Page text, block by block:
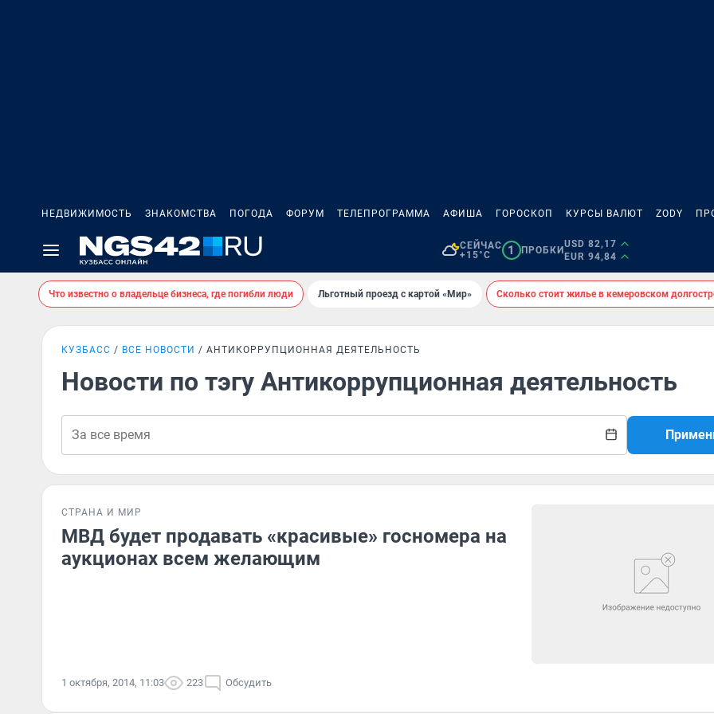
НЕДВИЖИМОСТЬ ЗНАКОМСТВА ПОГОДА ФОРУМ ТЕЛЕПРОГРАММА АФИША ГОРОСКОП КУРСЫ ВАЛЮТ ZODY
СЕЙЧАС
+15°C
1 ПРОБКИ
USD 82,17
EUR 94,84
Что известно о владельце бизнеса, где погибли люди Льготный проезд с картой «Мир» Сколько стоит жилье в кемеровском
КУЗБАСС ВСЕ НОВОСТИ АНТИКОРРУПЦИОННАЯ ДЕЯТЕЛЬНОСТЬ
Новости по тэгу Антикоррупционная деятельность
СТРАНА И МИР
МВД будет продавать «красивые» госномера на
аукционах всем желающим
1 октября, 2014, 11:03 223 Обсудить